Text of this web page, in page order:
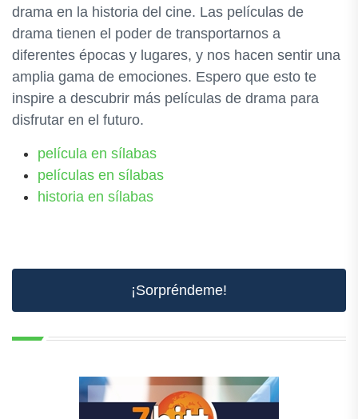
drama en la historia del cine. Las películas de
drama tienen el poder de transportarnos a
diferentes épocas y lugares, y nos hacen sentir una
amplia gama de emociones. Espero que esto te
inspire a descubrir más películas de drama para
disfrutar en el futuro.
película en sílabas
películas en sílabas
historia en sílabas
¡Sorpréndeme!